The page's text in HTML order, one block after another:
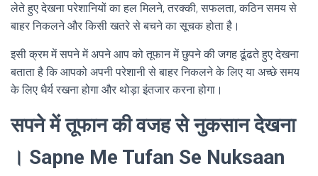
लेते हुए देखना परेशानियों का हल मिलने, तरक्की, सफलता, कठिन समय से
बाहर निकलने और किसी खतरे से बचने का सूचक होता है।
इसी क्रम में सपने में अपने आप को तूफान में छुपने की जगह ढूंढते हुए देखना
बताता है कि आपको अपनी परेशानी से बाहर निकलने के लिए या अच्छे समय
के लिए धैर्य रखना होगा और थोड़ा इंतजार करना होगा।
सपने में तूफान की वजह से नुकसान देखना
। Sapne Me Tufan Se Nuksaan